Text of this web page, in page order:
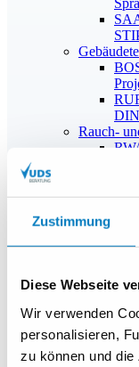
Zustimmung
Diese Webseite
Wir verwenden
personalisieren,
zu können und
Rauch-
KI: